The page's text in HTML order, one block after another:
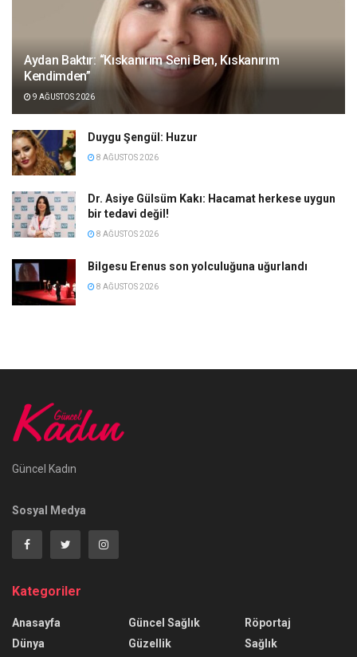
Aydan Baktır: “Kıskanırım Seni Ben, Kıskanırım
Kendimden”
9 AĞUSTOS 2026
Duygu Şengül: Huzur
8 AĞUSTOS 2026
Dr. Asiye Gülsüm Kakı: Hacamat herkese uygun
bir tedavi değil!
8 AĞUSTOS 2026
Bilgesu Erenus son yolculuğuna uğurlandı
8 AĞUSTOS 2026
Güncel Kadın
Sosyal Medya
Kategoriler
Anasayfa
Dünya
Güncel Sağlık
Güzellik
Röportaj
Sağlık